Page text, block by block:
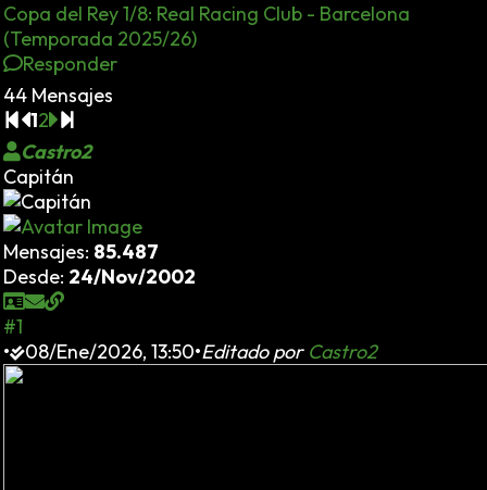
Copa del Rey 1/8: Real Racing Club - Barcelona
(Temporada 2025/26)
Responder
44 Mensajes
12
Castro2
Capitán
Mensajes: 85.487
Desde: 24/Nov/2002
#1
•
08/Ene/2026, 13:50•Editado por Castro2